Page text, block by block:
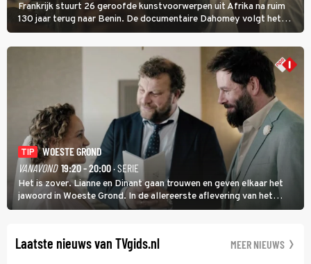
Frankrijk stuurt 26 geroofde kunstvoorwerpen uit Afrika na ruim
130 jaar terug naar Benin. De documentaire Dahomey volgt het
transport en toont de aankomst. Inwoners van Benin bespreken de
betekenis van de teruggave.
TIP
WOESTE GROND
VANAVOND 19:20 - 20:00· SERIE
Het is zover. Lianne en Dinant gaan trouwen en geven elkaar het
jawoord in Woeste Grond. In de allereerste aflevering van het
eerste seizoen kwam Lianne vanuit de Randstad naar Twente. Daar
Laatste nieuws van TVgids.nl MEER NIEUWS